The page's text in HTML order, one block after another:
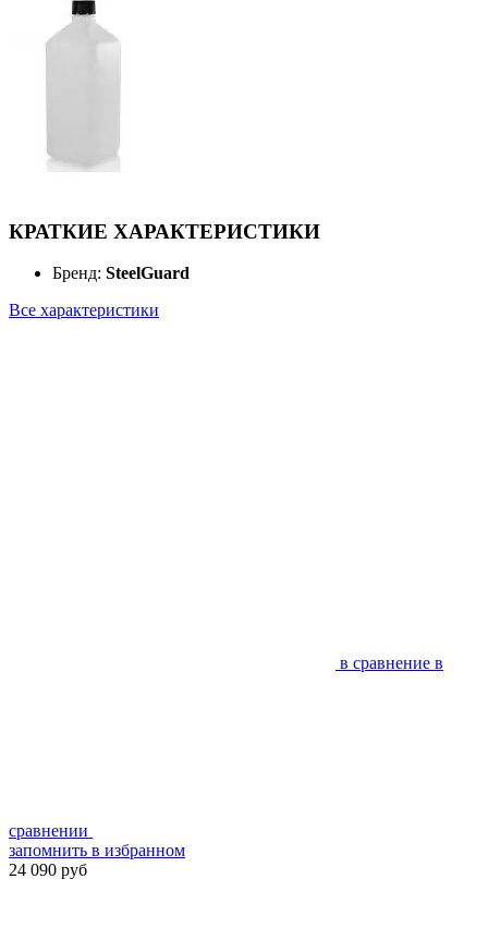
КРАТКИЕ ХАРАКТЕРИСТИКИ
Бренд: SteelGuard
Все характеристики
в сравнение в
сравнении
запомнить в избранном
24 090 руб